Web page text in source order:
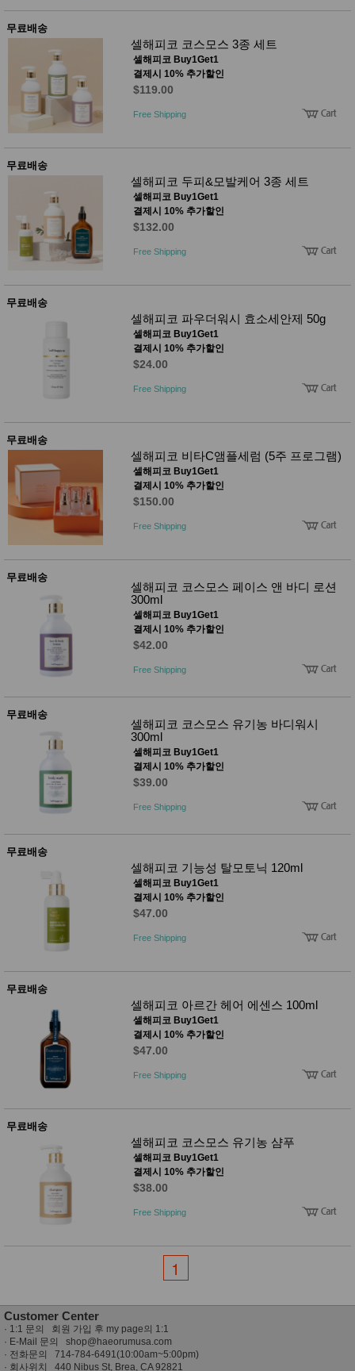
면류
양념/소
스/가루
건조식
농산품
놀이방
DVD
유아 보
드(칠
판)
조형물
유아 이
아기띠/
외출용
품
성장발
어른내
유/아동
패션/잡
세탁세
일상 돋
보기
품
생활/욕
실/청소
용품
Supplies
공연/행
무료배송
셀해피코 코스모스 3종 세트
셀해피코 Buy1Get1
결제시 10% 추가할인
$119.00
Free Shipping
무료배송
셀해피코 두피&모발케어 3종 세트
셀해피코 Buy1Get1
결제시 10% 추가할인
$132.00
Free Shipping
무료배송
셀해피코 파우더워시 효소세안제 50g
셀해피코 Buy1Get1
결제시 10% 추가할인
$24.00
Free Shipping
무료배송
셀해피코 비타C앰플세럼 (5주 프로그램)
셀해피코 Buy1Get1
결제시 10% 추가할인
$150.00
Free Shipping
무료배송
셀해피코 코스모스 페이스 앤 바디 로션
300ml
셀해피코 Buy1Get1
결제시 10% 추가할인
$42.00
Free Shipping
무료배송
셀해피코 코스모스 유기농 바디워시
300ml
셀해피코 Buy1Get1
결제시 10% 추가할인
$39.00
Free Shipping
무료배송
셀해피코 기능성 탈모토닉 120ml
셀해피코 Buy1Get1
결제시 10% 추가할인
$47.00
Free Shipping
무료배송
셀해피코 아르간 헤어 에센스 100ml
셀해피코 Buy1Get1
결제시 10% 추가할인
$47.00
Free Shipping
무료배송
셀해피코 코스모스 유기농 샴푸
셀해피코 Buy1Get1
결제시 10% 추가할인
$38.00
Free Shipping
1
Customer Center
· 1:1 문의 회원 가입 후 my page의 1:1
· E-Mail 문의 shop@haeorumusa.com
· 전화문의 714-784-6491(10:00am~5:00pm)
· 회사위치 440 Nibus St, Brea, CA 92821